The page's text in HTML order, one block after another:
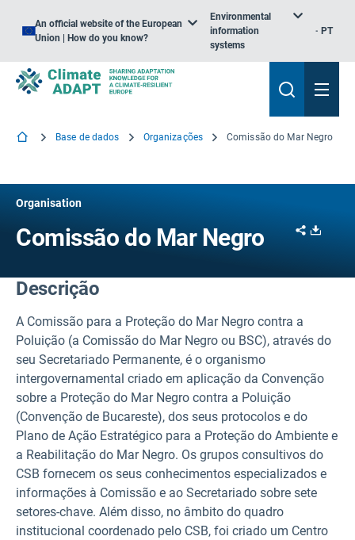
An official website of the European
Union | How do you know?
Environmental
information
systems
PT
Base de dados Organizações Comissão do Mar Negro
Organisation
Comissão do Mar Negro Share
Descrição
A Comissão para a Proteção do Mar Negro contra a
Poluição (a Comissão do Mar Negro ou BSC), através do
seu Secretariado Permanente, é o organismo
intergovernamental criado em aplicação da Convenção
sobre a Proteção do Mar Negro contra a Poluição
(Convenção de Bucareste), dos seus protocolos e do
Plano de Ação Estratégico para a Proteção do Ambiente e
a Reabilitação do Mar Negro. Os grupos consultivos do
CSB fornecem os seus conhecimentos especializados e
informações à Comissão e ao Secretariado sobre sete
setores-chave. Além disso, no âmbito do quadro
institucional coordenado pelo CSB, foi criado um Centro